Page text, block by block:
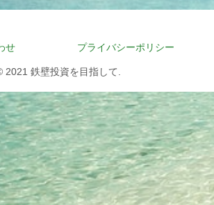
せ プライバシーポリシー
2021 鉄壁投資を目指して.